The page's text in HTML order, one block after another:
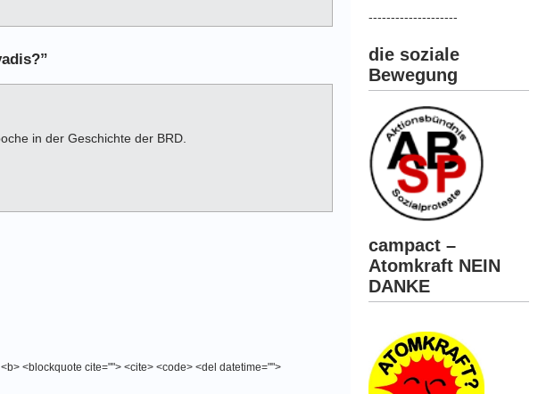
--------------------
die soziale
Bewegung
campact –
Atomkraft NEIN
DANKE
in der Geschichte der BRD.
<blockquote cite=""> <cite> <code> <del datetime="">